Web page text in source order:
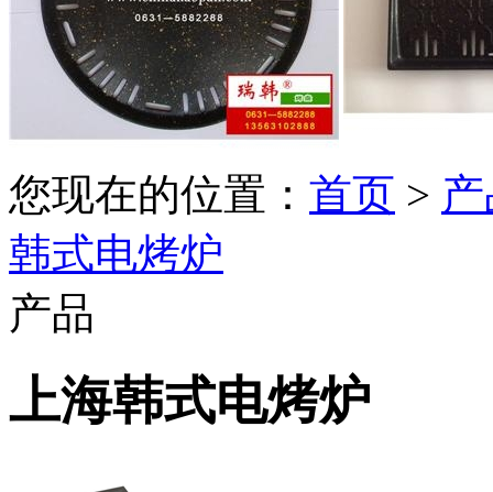
您现在的位置： 首页 >
韩式电烤炉
产品
上海韩式电烤炉